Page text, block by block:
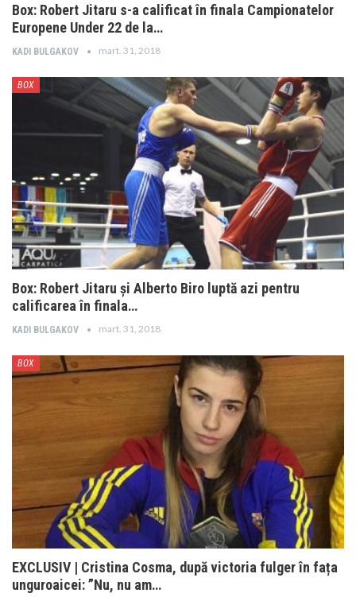
Box: Robert Jitaru s-a calificat în finala Campionatelor
Europene Under 22 de la…
KADI BULGAKOV mart. 31, 2018
BOX
Box: Robert Jitaru și Alberto Biro luptă azi pentru
calificarea în finala…
KADI BULGAKOV mart. 31, 2018
BOX
EXCLUSIV | Cristina Cosma, după victoria fulger în fața
unguroaicei: ”Nu, nu am…